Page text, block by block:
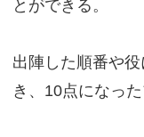
とができる。
出陣した順番や
き、10点になっ